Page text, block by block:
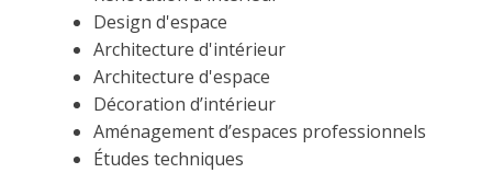
Design d'espace
Architecture d'intérieur
Architecture d'espace
Décoration d’intérieur
Aménagement d’espaces professionnels
Études techniques